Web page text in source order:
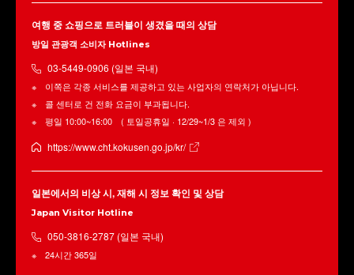
여행 중 쇼핑으로 트러블이 생겼을 때의 상담
방일 관광객 소비자 Hotlines
03-5449-0906 (일본 국내)
이쪽은 각종 서비스를 제공하고 있는 사업자의 연락처가 아닙니다.
콜 센터로 건 전화 요금이 부과됩니다.
평일 10:00~16:00 ( 토일공휴일 · 12/29~1/3 은 제외 )
https://www.cht.kokusen.go.jp/kr/
일본에서의 비상 시, 재해 시 정보 확인 및 상담
Japan Visitor Hotline
050-3816-2787 (일본 국내)
24시간 365일